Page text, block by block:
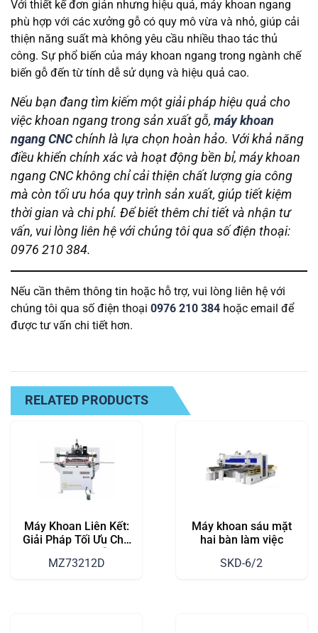
Với thiết kế đơn giản nhưng hiệu quả, máy khoan ngang
phù hợp với các xưởng gỗ có quy mô vừa và nhỏ, giúp cải
thiện năng suất mà không yêu cầu nhiều thao tác thủ
công. Sự phổ biến của máy khoan ngang trong ngành chế
biến gỗ đến từ tính dễ sử dụng và hiệu quả cao.
Nếu bạn đang tìm kiếm một giải pháp hiệu quả cho
việc khoan ngang trong sản xuất gỗ, máy khoan
ngang CNCchính là lựa chọn hoàn hảo. Với khả năng
điều khiển chính xác và hoạt động bền bỉ, máy khoan
ngang CNC không chỉ cải thiện chất lượng gia công
mà còn tối ưu hóa quy trình sản xuất, giúp tiết kiệm
thời gian và chi phí. Để biết thêm chi tiết và nhận tư
vấn, vui lòng liên hệ với chúng tôi qua số điện thoại:
0976 210 384.
Nếu cần thêm thông tin hoặc hỗ trợ, vui lòng liên hệ với
chúng tôi qua số điện thoại 0976 210 384 hoặc email để
được tư vấn chi tiết hơn.
RELATED PRODUCTS
Máy Khoan Liên Kết:
Giải Pháp Tối Ưu Cho
MZ73212D
Máy khoan sáu mặt
hai bàn làm việc
SKD-6/2